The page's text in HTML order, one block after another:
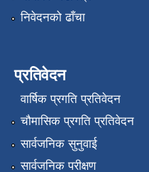
निवेदनको ढाँचा
प्रतिवेदन
वार्षिक प्रगति प्रतिवेदन
चौमासिक प्रगति प्रतिवेदन
सार्वजनिक सुनुवाई
सार्वजनिक परीक्षण